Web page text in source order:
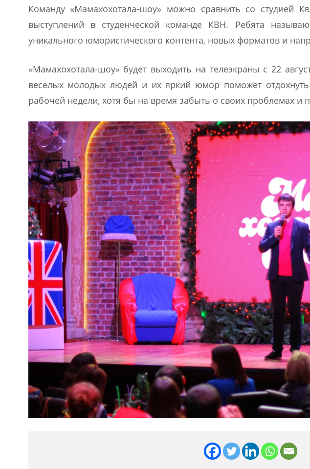
Команду «Мамахохотала-шоу» можно сравнить со студией
выступлений в студенческой команде КВН. Ребята
уникального юмористического контента, новых форматов и
«Мамахохотала-шоу» будет выходить на телеэкраны с 22
веселых молодых людей и их яркий юмор поможет
рабочей недели, хотя бы на время забыть о своих проблемах и